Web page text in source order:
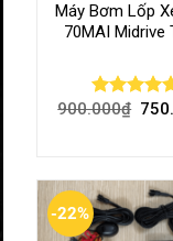
Máy Bơm Lốp
70MAI Midrive
Rated 5.00
900.000₫
-22%